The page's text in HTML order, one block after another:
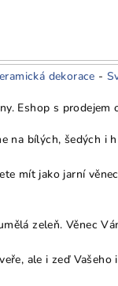
dekorace -
Eshop s prodejem
na bílých, šedých i
mít jako jarní
zeleň. Věnec
ale i zeď Vašeho